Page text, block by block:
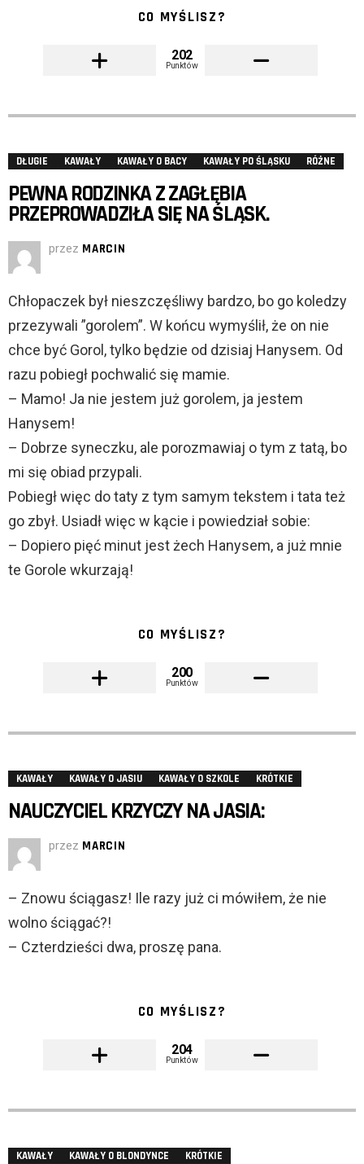
CO MYŚLISZ?
202
Punktów
DŁUGIE KAWAŁY KAWAŁY O BACY KAWAŁY PO ŚLĄSKU RÓŻNE
PEWNA RODZINKA Z ZAGŁĘBIA
PRZEPROWADZIŁA SIĘ NA ŚLĄSK.
przez MARCIN
Chłopaczek był nieszczęśliwy bardzo, bo go koledzy
przezywali ”gorolem”. W końcu wymyślił, że on nie
chce być Gorol, tylko będzie od dzisiaj Hanysem. Od
razu pobiegł pochwalić się mamie.
– Mamo! Ja nie jestem już gorolem, ja jestem
Hanysem!
– Dobrze syneczku, ale porozmawiaj o tym z tatą, bo
mi się obiad przypali.
Pobiegł więc do taty z tym samym tekstem i tata też
go zbył. Usiadł więc w kącie i powiedział sobie:
– Dopiero pięć minut jest żech Hanysem, a już mnie
te Gorole wkurzają!
CO MYŚLISZ?
200
Punktów
KAWAŁY KAWAŁY O JASIU KAWAŁY O SZKOLE KRÓTKIE
NAUCZYCIEL KRZYCZY NA JASIA:
przez MARCIN
– Znowu ściągasz! Ile razy już ci mówiłem, że nie
wolno ściągać?!
– Czterdzieści dwa, proszę pana.
CO MYŚLISZ?
204
Punktów
KAWAŁY KAWAŁY O BLONDYNCE KRÓTKIE